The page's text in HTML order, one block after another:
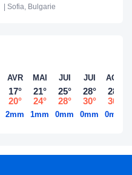
Sofia, Bulgarie
AVR
17°
20°
2mm
MAI
21°
24°
1mm
JUI
25°
28°
0mm
JUI
28°
30°
0mm
AOÛ
28°
30°
0mm